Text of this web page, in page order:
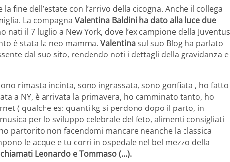
fine dell’estate con l’arrivo della cicogna. Anche il collega
La compagna Valentina Baldini ha dato alla luce due
nati il 7 luglio a New York, dove l’ex campione della Juventus
è stata la neo mamma. Valentinasul suo Blog ha parlato
dal suo sito, rendendo noti i dettagli della gravidanza e
rimasta incinta, sono ingrassata, sono gonfiata , ho fatto
a NY, è arrivata la primavera, ho camminato tanto, ho
( qualche es: quanti kg si perdono dopo il parto, in
per lo sviluppo celebrale del feto, alimenti consigliati
partorito non facendomi mancare neanche la classica
le acque e tu corri in ospedale nel bel mezzo della
Leonardo e Tommaso (…).